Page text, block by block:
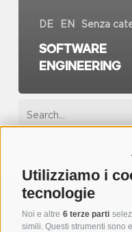
Utilizziamo i
tecnologie
Noi e altre 6 terze parti
simili. Questi strumenti sono
DE EN Senza
Software
engineering